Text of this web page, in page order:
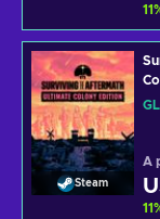
11
Steam
A
11